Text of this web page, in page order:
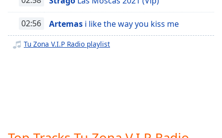
Chapters
Descriptions
settings,
02:56 Artemas i like the way you kiss me
Tu Zona V.I.P Radio playlist